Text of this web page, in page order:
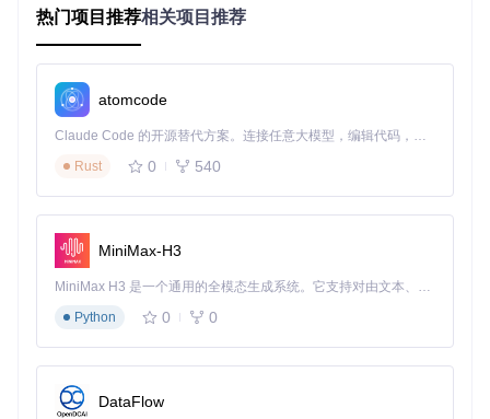
部设计。
动体验"工具，考虑访客在岛屿中的移动路径和停留点，设计
出引人入胜的探索体验。
实践路径：情境任务法的三个核心练习
步构建完整的岛屿设计。
第一个练习是"20分钟快速原型"。设定20分钟的时间限制，使
的简单岛屿。这个练习的目的不是追求完美，而是培养快速捕
热门项目推荐相关项目推荐
atomcode
Claude Code 的开源替代方案。连接任意大模型，编辑代码，运行命令，自动验证 — 全自动执行。用 Rust 构建，极致性能。 ｜ An open-source alternative to Claude Code. Connect any LLM, edit code, run commands, and verify changes — autonomously. Built in Rust for speed. Get Started
Rust
0 540
MiniMax-H3
MiniMax H3 是一个通用的全模态生成系统。它支持对由文本、图像、视频和音频组成的多模态上下文进行统一理解，并能生成分辨率高达 2K、时长可达 15 秒的带原生立体声音频的视频。得益于面向任务泛化的系统设计，H3 在预训练阶段就已具备广泛的多模态上下文理解与生成能力，能够出色地执行复杂的多模态指令。
Python
0 0
DataFlow